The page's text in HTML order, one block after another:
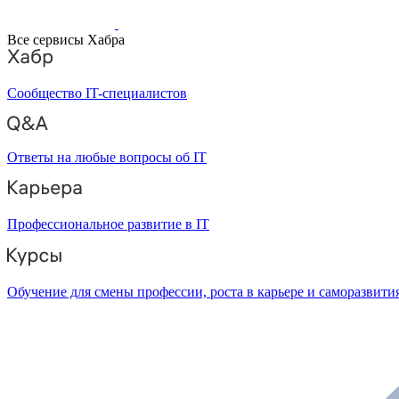
Все сервисы Хабра
Сообщество IT-специалистов
Ответы на любые вопросы об IT
Профессиональное развитие в IT
Обучение для смены профессии, роста в карьере и